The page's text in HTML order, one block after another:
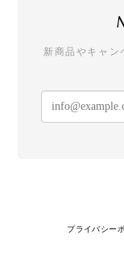
新商品やキャン
プライバシー